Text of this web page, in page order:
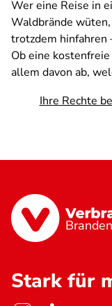
Wer eine Reise in
Waldbrände
trotzdem hinfahren
Ob eine
allem davon ab,
Ihre Rechte
Stark für